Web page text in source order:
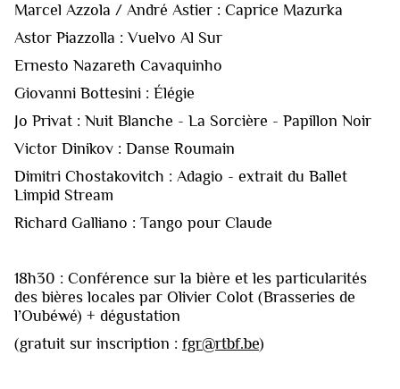
Marcel Azzola / André Astier : Caprice Mazurka
Astor Piazzolla : Vuelvo Al Sur
Ernesto Nazareth Cavaquinho
Giovanni Bottesini : Élégie
Jo Privat : Nuit Blanche - La Sorcière - Papillon Noir
Victor Dinikov : Danse Roumain
Dimitri Chostakovitch : Adagio - extrait du Ballet
Limpid Stream
Richard Galliano : Tango pour Claude
18h30 : Conférence sur la bière et les particularités
des bières locales par Olivier Colot (Brasseries de
l’Oubéwé) + dégustation
(gratuit sur inscription : fgr@rtbf.be)